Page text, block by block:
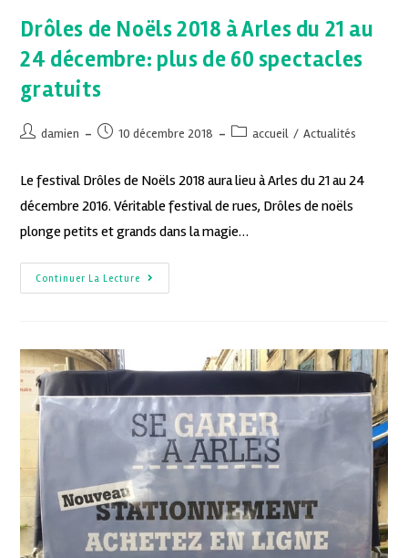
Drôles de Noëls 2018 à Arles du 21 au
24 décembre: plus de 60 spectacles
gratuits
damien 10 décembre 2018 accueil / Actualités
Le festival Drôles de Noëls 2018 aura lieu à Arles du 21 au 24
décembre 2016. Véritable festival de rues, Drôles de noëls
plonge petits et grands dans la magie…
Continuer La Lecture